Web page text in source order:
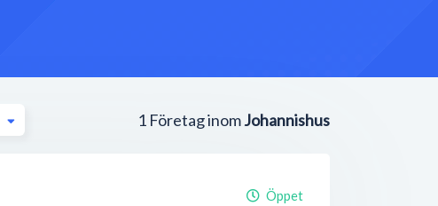
1 Företag inomJohannishus
Öppet